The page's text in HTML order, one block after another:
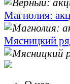
Магнолия:
Мясницкий